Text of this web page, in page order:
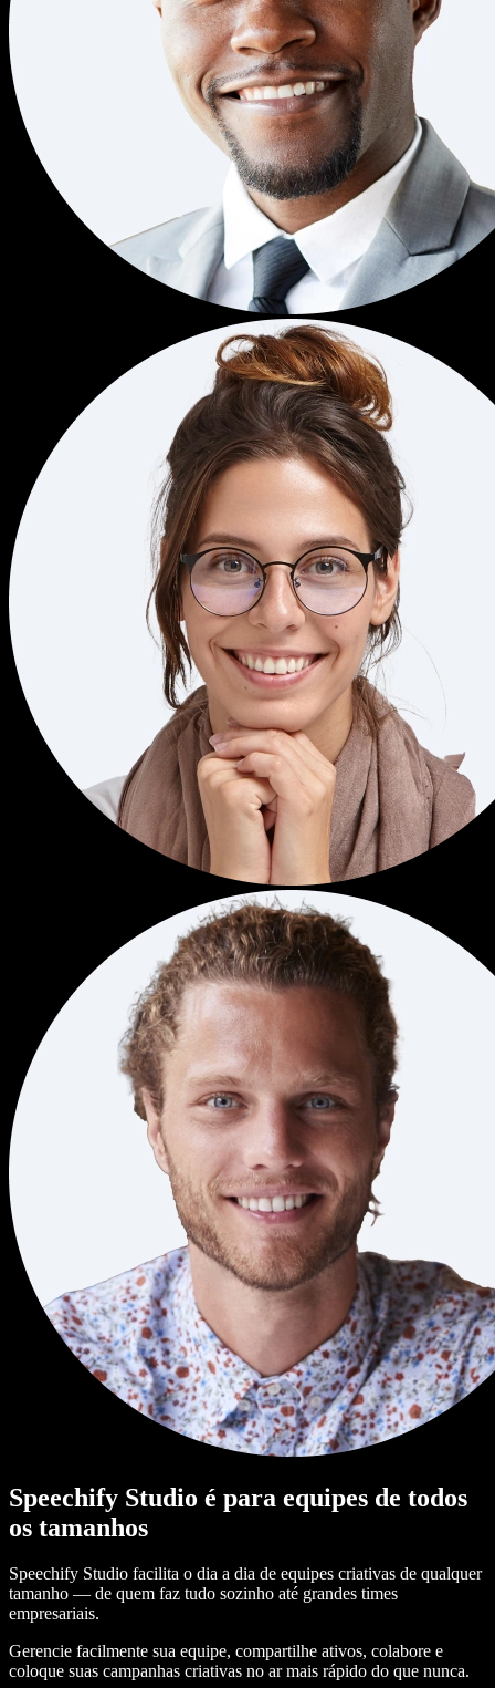
Speechify Studio é para equipes de todos
os tamanhos
Speechify Studio facilita o dia a dia de equipes criativas de qualquer
tamanho — de quem faz tudo sozinho até grandes times
empresariais.
Gerencie facilmente sua equipe, compartilhe ativos, colabore e
coloque suas campanhas criativas no ar mais rápido do que nunca.